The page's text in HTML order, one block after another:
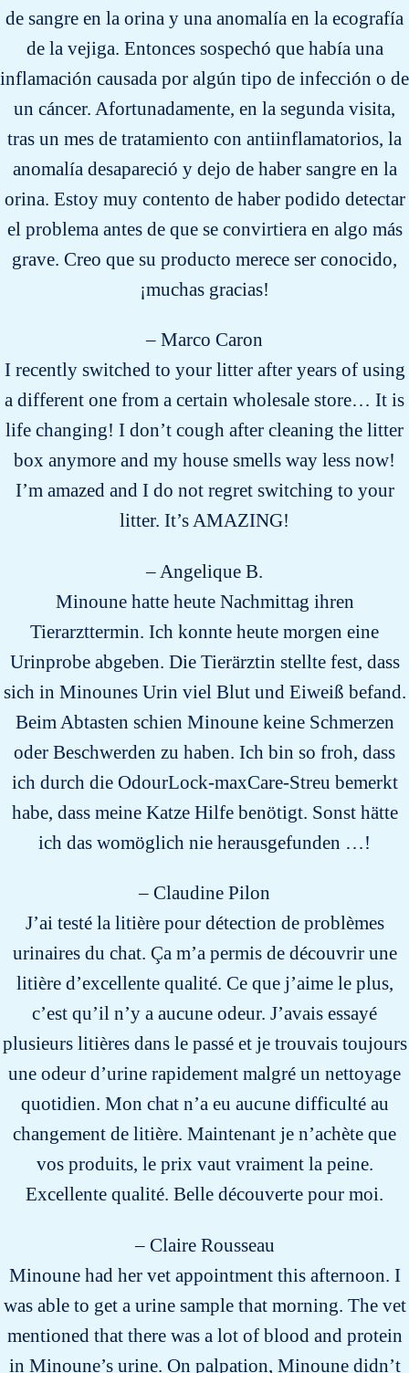
de sangre en la orina y una anomalía en la ecografía
de la vejiga. Entonces sospechó que había una
inflamación causada por algún tipo de infección o de
un cáncer. Afortunadamente, en la segunda visita,
tras un mes de tratamiento con antiinflamatorios, la
anomalía desapareció y dejo de haber sangre en la
orina. Estoy muy contento de haber podido detectar
el problema antes de que se convirtiera en algo más
grave. Creo que su producto merece ser conocido,
¡muchas gracias!
– Marco Caron
I recently switched to your litter after years of using
a different one from a certain wholesale store… It is
life changing! I don’t cough after cleaning the litter
box anymore and my house smells way less now!
I’m amazed and I do not regret switching to your
litter. It’s AMAZING!
– Angelique B.
Minoune hatte heute Nachmittag ihren
Tierarzttermin. Ich konnte heute morgen eine
Urinprobe abgeben. Die Tierärztin stellte fest, dass
sich in Minounes Urin viel Blut und Eiweiß befand.
Beim Abtasten schien Minoune keine Schmerzen
oder Beschwerden zu haben. Ich bin so froh, dass
ich durch die OdourLock-maxCare-Streu bemerkt
habe, dass meine Katze Hilfe benötigt. Sonst hätte
ich das womöglich nie herausgefunden …!
– Claudine Pilon
J’ai testé la litière pour détection de problèmes
urinaires du chat. Ça m’a permis de découvrir une
litière d’excellente qualité. Ce que j’aime le plus,
c’est qu’il n’y a aucune odeur. J’avais essayé
plusieurs litières dans le passé et je trouvais toujours
une odeur d’urine rapidement malgré un nettoyage
quotidien. Mon chat n’a eu aucune difficulté au
changement de litière. Maintenant je n’achète que
vos produits, le prix vaut vraiment la peine.
Excellente qualité. Belle découverte pour moi.
– Claire Rousseau
Minoune had her vet appointment this afternoon. I
was able to get a urine sample that morning. The vet
mentioned that there was a lot of blood and protein
in Minoune’s urine. On palpation, Minoune didn’t